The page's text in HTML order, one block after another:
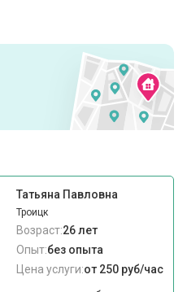
Татьяна Павловна
Троицк
Возраст:26 лет
Опыт:без опыта
Цена услуги:от 250 руб/час